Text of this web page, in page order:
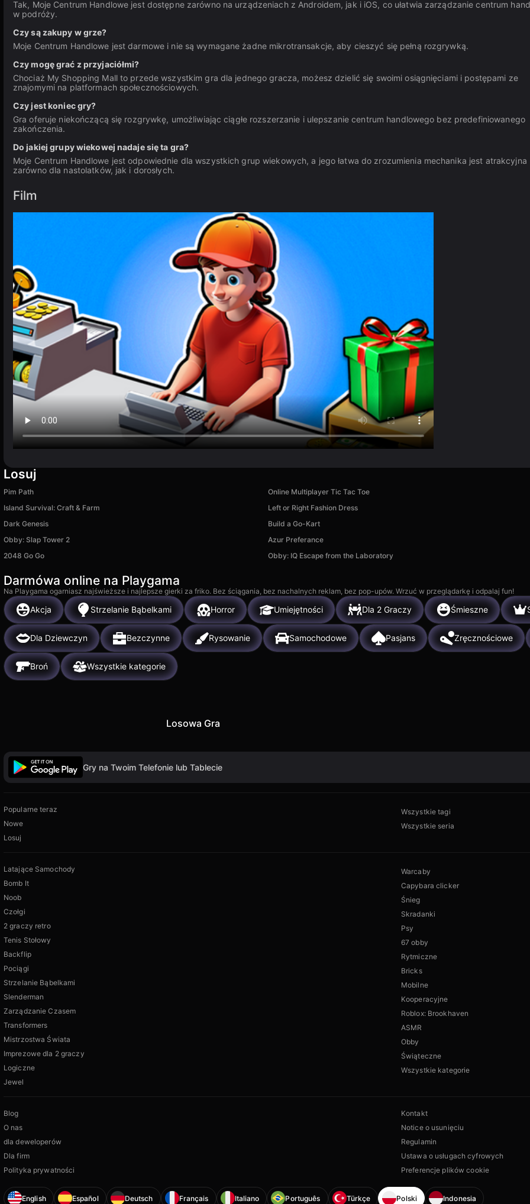
Tak, Moje Centrum Handlowe jest dostępne zarówno na urządzeniach z Androidem, jak i iOS, co ułatwia zarządzanie centrum
w podróży.
Czy są zakupy w grze?
Moje Centrum Handlowe jest darmowe i nie są wymagane żadne mikrotransakcje, aby cieszyć się pełną rozgrywką.
Czy mogę grać z przyjaciółmi?
Chociaż My Shopping Mall to przede wszystkim gra dla jednego gracza, możesz dzielić się swoimi osiągnięciami i postępami ze
znajomymi na platformach społecznościowych.
Czy jest koniec gry?
Gra oferuje niekończącą się rozgrywkę, umożliwiając ciągłe rozszerzanie i ulepszanie centrum handlowego bez predefiniowanego
zakończenia.
Do jakiej grupy wiekowej nadaje się ta gra?
Moje Centrum Handlowe jest odpowiednie dla wszystkich grup wiekowych, a jego łatwa do zrozumienia mechanika jest atrakcyjna
zarówno dla nastolatków, jak i dorosłych.
Film
Losuj
Pim Path Online Multiplayer Tic Tac Toe
Island Survival: Craft & Farm
Left or Right Fashion Dress
Dark Genesis
Build a Go-Kart
Obby: Slap Tower 2
Azur Preferance
2048 Go Go
Obby: IQ Escape from the Laboratory
Darmówa online na Playgama
Na Playgama ogarniasz najświeższe i najlepsze gierki za friko. Bez ściągania, bez nachalnych reklam, bez pop-upów. Wrzuć w przeglądarkę i odpalaj fun!
Akcja Strzelanie Bąbelkami Horror Umiejętności Dla 2 Graczy Śmieszne
Dla Dziewczyn Bezczynne Rysowanie Samochodowe Pasjans Zręcznościowe
Broń Wszystkie kategorie
Losowa Gra
Gry na Twoim Telefonie lub Tablecie
Popularne teraz
Nowe
Losuj
Wszystkie tagi
Wszystkie seria
Latające Samochody
Bomb It
Noob
Czołgi
2 graczy retro
Tenis Stołowy
Backflip
Pociągi
Strzelanie Bąbelkami
Slenderman
Zarządzanie Czasem
Transformers
Mistrzostwa Świata
Imprezowe dla 2 graczy
Logiczne
Jewel
Warcaby
Capybara clicker
Śnieg
Skradanki
Psy
67 obby
Rytmiczne
Bricks
Mobilne
Kooperacyjne
Roblox: Brookhaven
ASMR
Obby
Świąteczne
Wszystkie kategorie
Blog
O nas
dla deweloperów
Dla firm
Polityka prywatności
Kontakt
Notice o usunięciu
Regulamin
Ustawa o usługach cyfrowych
Preferencje plików cookie
English Español Deutsch Français Italiano Português Türkçe Polski Indonesia